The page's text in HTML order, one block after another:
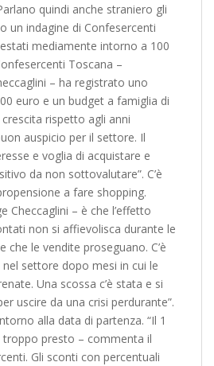
quindi anche straniero gli
un indagine di Confesercenti
mediamente intorno a 100
Toscana –
– ha registrato uno
euro e un budget a famiglia di
rispetto agli anni
auspicio per il settore. Il
e voglia di acquistare e
da non sottovalutare”. C’è
a fare shopping.
Checcaglini – è che l’effetto
non si affievolisca durante le
che le vendite proseguano. C’è
settore dopo mesi in cui le
Una scossa c’è stata e si
uscire da una crisi perdurante”.
alla data di partenza. “Il 1
presto – commenta il
Gli sconti con percentuali